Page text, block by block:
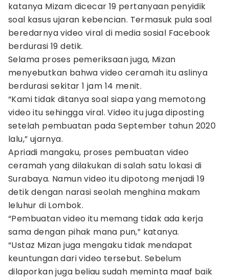
katanya Mizam dicecar 19 pertanyaan penyidik
soal kasus ujaran kebencian. Termasuk pula soal
beredarnya video viral di media sosial Facebook
berdurasi 19 detik.
Selama proses pemeriksaan juga, Mizan
menyebutkan bahwa video ceramah itu aslinya
berdurasi sekitar 1 jam 14 menit.
“Kami tidak ditanya soal siapa yang memotong
video itu sehingga viral. Video itu juga diposting
setelah pembuatan pada September tahun 2020
lalu,” ujarnya.
Apriadi mangaku, proses pembuatan video
ceramah yang dilakukan di salah satu lokasi di
Surabaya. Namun video itu dipotong menjadi 19
detik dengan narasi seolah menghina makam
leluhur di Lombok.
“Pembuatan video itu memang tidak ada kerja
sama dengan pihak mana pun,” katanya.
“Ustaz Mizan juga mengaku tidak mendapat
keuntungan dari video tersebut. Sebelum
dilaporkan juga beliau sudah meminta maaf baik